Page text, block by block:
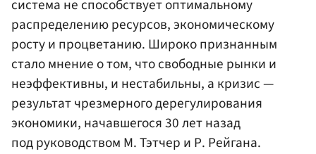
система не способствует оптимальному
распределению ресурсов, экономическому
росту и процветанию. Широко признанным
стало мнение о том, что свободные рынки и
неэффективны, и нестабильны, а кризис —
результат чрезмерного дерегулирования
экономики, начавшегося 30 лет назад
под руководством М. Тэтчер и Р. Рейгана.